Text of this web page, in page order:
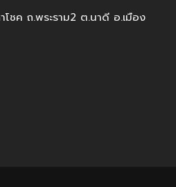
ชค ถ.พระราม2 ต.นาดี อ.เมือง